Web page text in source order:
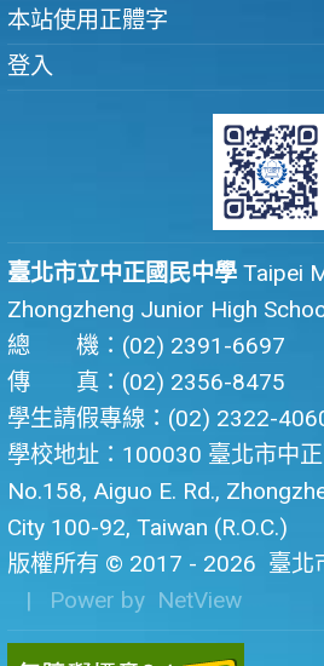
本站使用正體字
登入
臺北市立中正國民中學 Taipei
Zhongzheng Junior High
總 機：(02) 2391-6697
傳 真：(02) 2356-8475
學生請假專線：(02) 2322-
學校地址：100030 臺北市中
No.158, Aiguo E. Rd.,
City 100-92, Taiwan (R.O.C.)
版權所有 © 2017 - 2026 臺北
| Power by NetView